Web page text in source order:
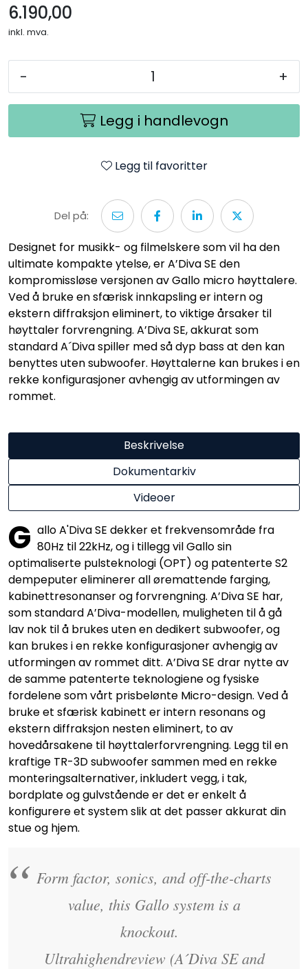
6.190,00
inkl. mva.
- +
Legg i handlevogn
Legg til favoritter
Del på:
Designet for musikk- og filmelskere som vil ha den
ultimate kompakte ytelse, er A’Diva SE den
kompromissløse versjonen av Gallo micro høyttalere.
Ved å bruke en sfærisk innkapsling er intern og
ekstern diffraksjon eliminert, to viktige årsaker til
høyttaler forvrengning. A’Diva SE, akkurat som
standard A´Diva spiller med så dyp bass at den kan
benyttes uten subwoofer. Høyttalerne kan brukes i en
rekke konfigurasjoner avhengig av utformingen av
rommet.
Beskrivelse
Dokumentarkiv
Videoer
G allo A'Diva SE dekker et frekvensområde fra
80Hz til 22kHz, og i tillegg vil Gallo sin
optimaliserte pulsteknologi (OPT) og patenterte S2
dempeputer eliminerer all øremattende farging,
kabinettresonanser og forvrengning. A’Diva SE har,
som standard A’Diva-modellen, muligheten til å gå
lav nok til å brukes uten en dedikert subwoofer, og
kan brukes i en rekke konfigurasjoner avhengig av
utformingen av rommet ditt. A’Diva SE drar nytte av
de samme patenterte teknologiene og fysiske
fordelene som vårt prisbelønte Micro-design. Ved å
bruke et sfærisk kabinett er intern resonans og
ekstern diffraksjon nesten eliminert, to av
hovedårsakene til høyttalerforvrengning. Legg til en
kraftige TR-3D subwoofer sammen med en rekke
monteringsalternativer, inkludert vegg, i tak,
bordplate og gulvstående er det er enkelt å
konfigurere et system slik at det passer akkurat din
stue og hjem.
Form factor, sonics, and off-the-charts
value, this Gallo system is a
knockout.
Ultrahighendreview (A´Diva SE and